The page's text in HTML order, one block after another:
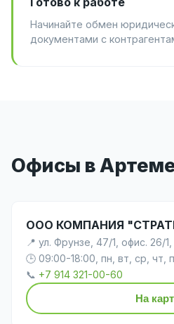
Начинайте обмен
документами с
Офисы в
ООО КОМПАНИЯ
📍 ул. Фрунзе, 47/1, офис. 26/
🕒 09:00-18:00, пн, вт, ср, чт,
📞 +7 914 321-00-60
На